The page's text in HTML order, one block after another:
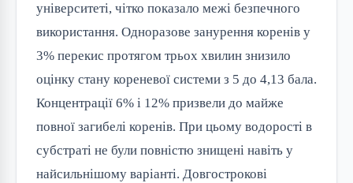
університеті, чітко показало межі безпечного
використання. Одноразове занурення коренів у
3% перекис протягом трьох хвилин знизило
оцінку стану кореневої системи з 5 до 4,13 бала.
Концентрації 6% і 12% призвели до майже
повної загибелі коренів. При цьому водорості в
субстраті не були повністю знищені навіть у
найсильнішому варіанті. Довгострокові